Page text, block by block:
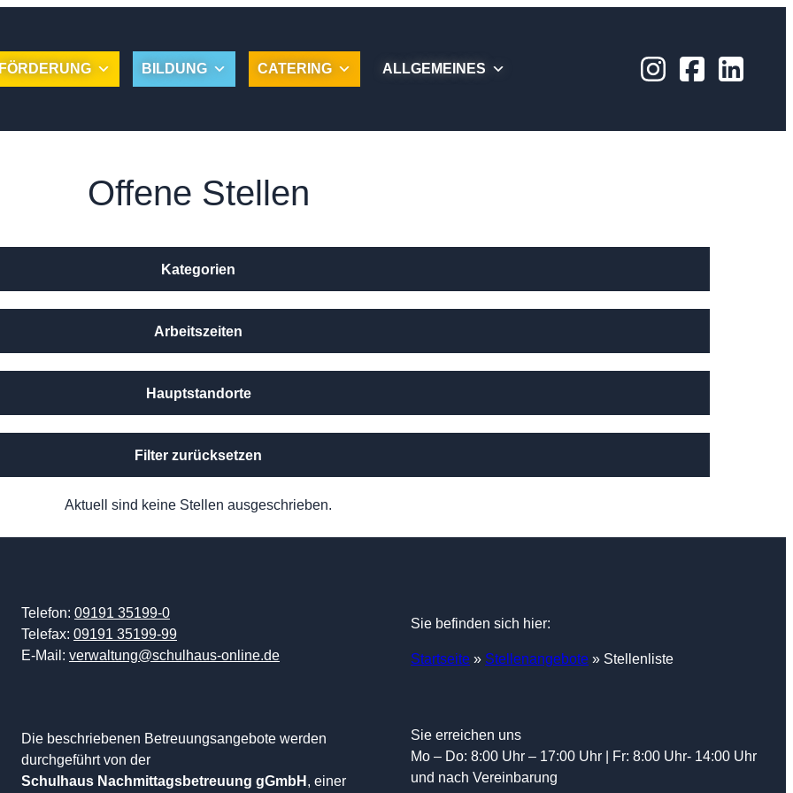
FÖRDERUNG BILDUNG CATERING ALLGEMEINES
Offene Stellen
Kategorien
Arbeitszeiten
Hauptstandorte
Filter zurücksetzen
Aktuell sind keine Stellen ausgeschrieben.
Telefon: 09191 35199-0
Telefax: 09191 35199-99
E-Mail: verwaltung@schulhaus-online.de
Sie befinden sich hier:
Startseite » Stellenangebote » Stellenliste
Die beschriebenen Betreuungsangebote werden
durchgeführt von der
Schulhaus Nachmittagsbetreuung gGmbH , einer
Sie erreichen uns
Mo – Do: 8:00 Uhr – 17:00 Uhr | Fr: 8:00 Uhr- 14:00 Uhr
und nach Vereinbarung